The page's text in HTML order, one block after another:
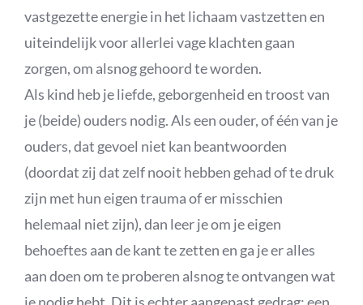
vastgezette energie in het lichaam vastzetten en
uiteindelijk voor allerlei vage klachten gaan
zorgen, om alsnog gehoord te worden.
Als kind heb je liefde, geborgenheid en troost van
je (beide) ouders nodig. Als een ouder, of één van je
ouders, dat gevoel niet kan beantwoorden
(doordat zij dat zelf nooit hebben gehad of te druk
zijn met hun eigen trauma of er misschien
helemaal niet zijn), dan leer je om je eigen
behoeftes aan de kant te zetten en ga je er alles
aan doen om te proberen alsnog te ontvangen wat